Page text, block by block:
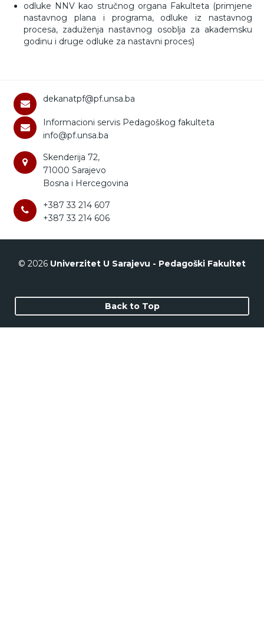
odluke NNV kao stručnog organa Fakulteta (primjene
nastavnog plana i programa, odluke iz nastavnog
procesa, zaduženja nastavnog osoblja za akademsku
godinu i druge odluke za nastavni proces)
dekanatpf@pf.unsa.ba
Informacioni servis Pedagoškog fakulteta
info@pf.unsa.ba
Skenderija 72,
71000 Sarajevo
Bosna i Hercegovina
+387 33 214 607
+387 33 214 606
© 2026 Univerzitet U Sarajevu - Pedagoški Fakultet
Back to Top